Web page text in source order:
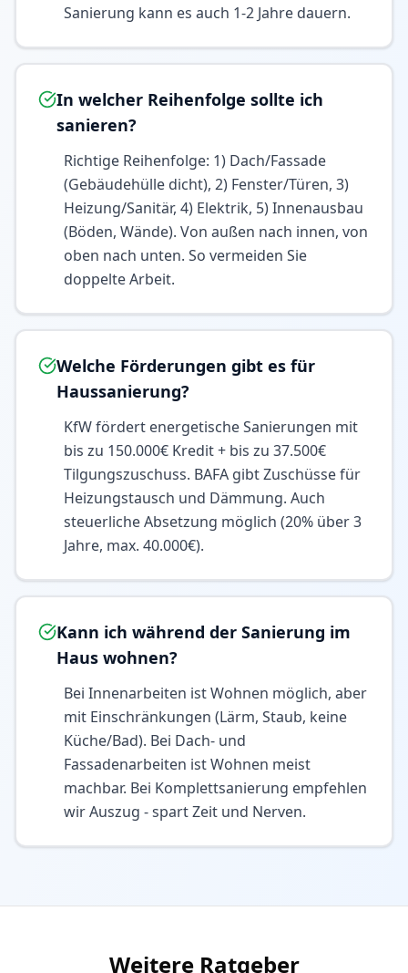
Sanierung kann es auch 1-2 Jahre dauern.
In welcher Reihenfolge sollte ich
sanieren?
Richtige Reihenfolge: 1) Dach/Fassade
(Gebäudehülle dicht), 2) Fenster/Türen, 3)
Heizung/Sanitär, 4) Elektrik, 5) Innenausbau
(Böden, Wände). Von außen nach innen, von
oben nach unten. So vermeiden Sie
doppelte Arbeit.
Welche Förderungen gibt es für
Haussanierung?
KfW fördert energetische Sanierungen mit
bis zu 150.000€ Kredit + bis zu 37.500€
Tilgungszuschuss. BAFA gibt Zuschüsse für
Heizungstausch und Dämmung. Auch
steuerliche Absetzung möglich (20% über 3
Jahre, max. 40.000€).
Kann ich während der Sanierung im
Haus wohnen?
Bei Innenarbeiten ist Wohnen möglich, aber
mit Einschränkungen (Lärm, Staub, keine
Küche/Bad). Bei Dach- und
Fassadenarbeiten ist Wohnen meist
machbar. Bei Komplettsanierung empfehlen
wir Auszug - spart Zeit und Nerven.
Weitere Ratgeber